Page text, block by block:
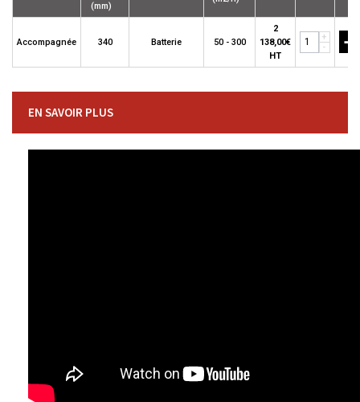
(mm)
Accompagnée 340 Batterie 50 - 300
2
138,00€
HT
+
-
+
EN SAVOIR PLUS